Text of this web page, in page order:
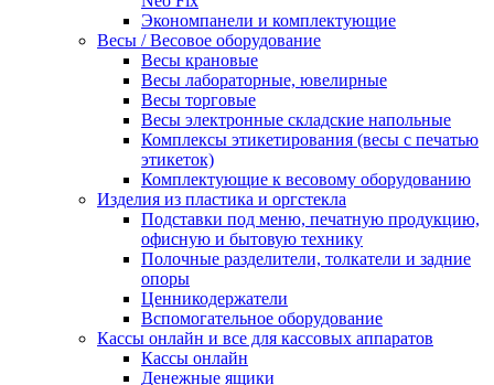
Экономпанели и комплектующие
Весы / Весовое оборудование
Весы крановые
Весы лабораторные, ювелирные
Весы торговые
Весы электронные складские напольные
Комплексы этикетирования (весы с печатью
этикеток)
Комплектующие к весовому оборудованию
Изделия из пластика и оргстекла
Подставки под меню, печатную продукцию,
офисную и бытовую технику
Полочные разделители, толкатели и задние
опоры
Ценникодержатели
Вспомогательное оборудование
Кассы онлайн и все для кассовых аппаратов
Кассы онлайн
Денежные ящики